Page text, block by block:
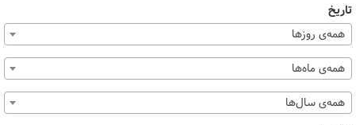
تاریخ
همه‌ی روزها
همه‌ی ماه‌ها
همه‌ی سال‌ها